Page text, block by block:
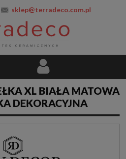
sklep@terradeco.com.pl
XL BIAŁA MATOWA
DEKORACYJNA